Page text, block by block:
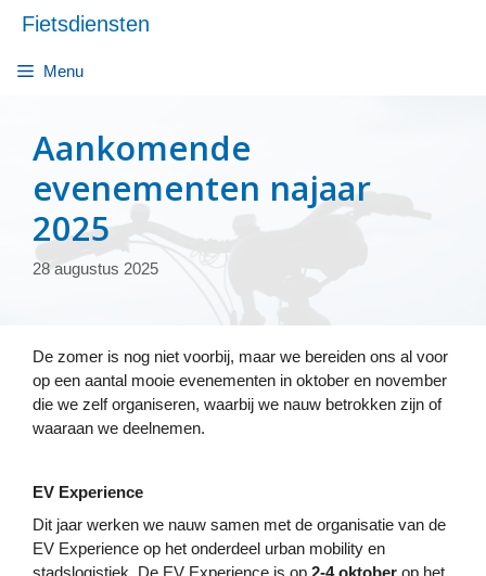
naar
inhoud
Fietsdiensten
Menu
Aankomende
evenementen najaar
2025
28 augustus 2025
De zomer is nog niet voorbij, maar we bereiden ons al voor
op een aantal mooie evenementen in oktober en november
die we zelf organiseren, waarbij we nauw betrokken zijn of
waaraan we deelnemen.
EV Experience
Dit jaar werken we nauw samen met de organisatie van de
EV Experience op het onderdeel urban mobility en
stadslogistiek. De EV Experience is op 2-4 oktober op het